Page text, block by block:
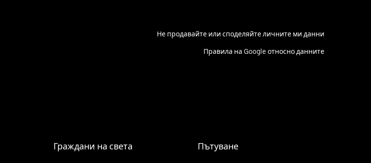
Не продавайте или споделяйте личните ми данни
Правила на Google относно данните
Граждани на света Пътуване